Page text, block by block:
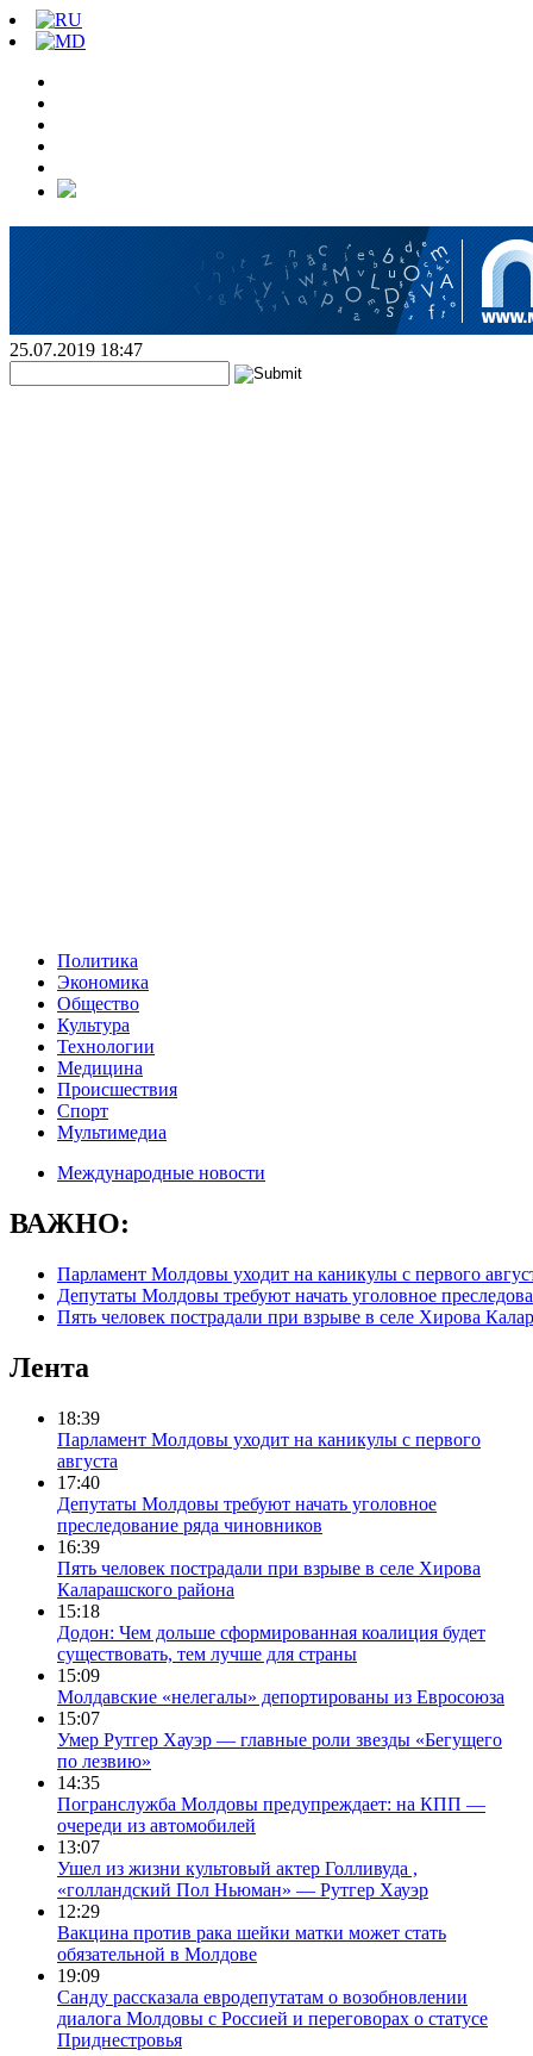
25.07.2019 18:47
Политика
Экономика
Общество
Культура
Технологии
Медицина
Происшествия
Спорт
Мультимедиа
Международные новости
ВАЖНО:
Парламент Молдовы уходит на каникулы с первого
Депутаты Молдовы требуют начать уголовное
Пять человек пострадали при взрыве в селе Хирова
Лента
18:39
Парламент Молдовы уходит на каникулы с первого
августа
17:40
Депутаты Молдовы требуют начать уголовное
преследование ряда чиновников
16:39
Пять человек пострадали при взрыве в селе Хирова
Каларашского района
15:18
Додон: Чем дольше сформированная коалиция будет
существовать, тем лучше для страны
15:09
Молдавские «нелегалы» депортированы из Евросоюза
15:07
Умер Рутгер Хауэр — главные роли звезды «Бегущего
по лезвию»
14:35
Погранслужба Молдовы предупреждает: на КПП —
очереди из автомобилей
13:07
Ушел из жизни культовый актер Голливуда ,
«голландский Пол Ньюман» — Рутгер Хауэр
12:29
Вакцина против рака шейки матки может стать
обязательной в Молдове
19:09
Санду рассказала евродепутатам о возобновлении
диалога Молдовы с Россией и переговорах о статусе
Приднестровья